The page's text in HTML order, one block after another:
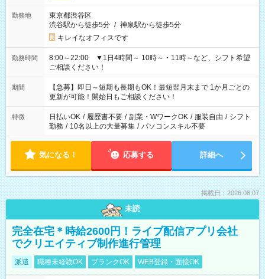
勤務地
東京都渋谷区
渋谷駅から徒歩5分 / 神泉駅から徒歩5分
キレイなオフィスです
勤務時間
8:00～22:00 ▼1日4時間～ 10時～・11時～など、シフト希望
ご相談ください！
期間
【急募】即日～短期も長期もOK！最短翌月末まで 1か月ごとの
更新が可能！開始日もご相談ください！
特徴 日払いOK / 履歴書不要 / 副業・WワークOK / 服装自由 / シフト
勤務 / 10名以上の大量募集 / パソコンスキル不要
気になる！ 応募する 詳細へ
掲載日：2026.08.07
未読
完全在宅＊時給2600円！ライブ配信アプリ会社
でクリエイティブ制作進行管理
派遣 職種未経験OK ブランクOK WEB登録・面接OK